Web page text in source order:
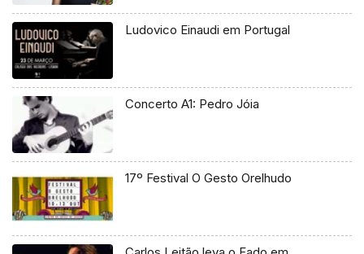
Ludovico Einaudi em Portugal
Concerto A1: Pedro Jóia
17º Festival O Gesto Orelhudo